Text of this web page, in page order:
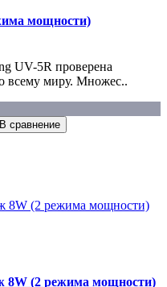
мощности)
UV-5R проверена
всему миру. Множес..
В сравнение
8W (2 режима мощности)